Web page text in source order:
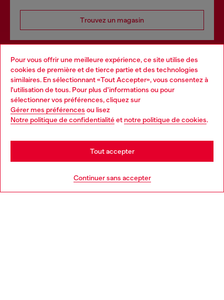
Pour vous offrir une meilleure expérience, ce site utilise des
cookies de première et de tierce partie et des technologies
similaires. En sélectionnant «Tout Accepter», vous consentez à
l'utilisation de tous. Pour plus d'informations ou pour
sélectionner vos préférences, cliquez sur
Gérer mes préférences ou lisez
Notre politique de confidentialitéet notre politique de cookies.
Continuer sans accepter
Tout accepter
Trouvez un magasin
Services omnicanaux
Découvrez tous nos services, en ligne et en magasin.
En savoir plus
Choose your location
You are currently browsing Belgique website, but it seems you
may be based in United States